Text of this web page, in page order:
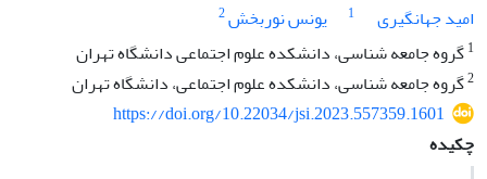
امید جهانگیری
1 یونس نوربخش2
1گروه جامعه شناسی، دانشکده علوم اجتماعی دانشگاه تهران
2گروه جامعه شناسی، دانشکده علوم اجتماعی، دانشگاه تهران
https://doi.org/10.22034/jsi.2023.557359.1601
چکیده